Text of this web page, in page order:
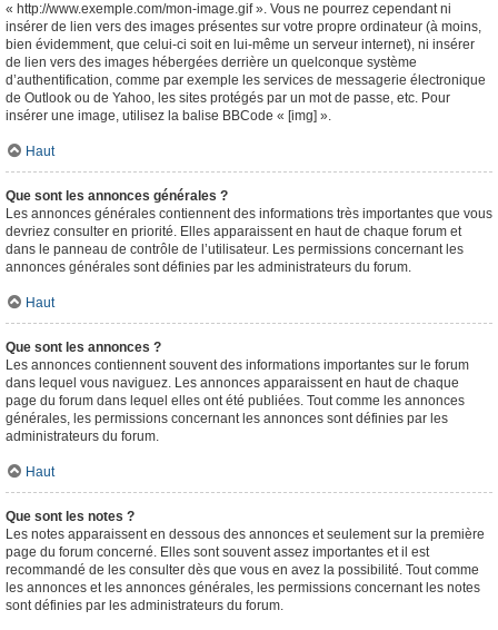
« http://www.exemple.com/mon-image.gif ». Vous ne pourrez cependant ni
insérer de lien vers des images présentes sur votre propre ordinateur (à moins,
bien évidemment, que celui-ci soit en lui-même un serveur internet), ni insérer
de lien vers des images hébergées derrière un quelconque système
d’authentification, comme par exemple les services de messagerie électronique
de Outlook ou de Yahoo, les sites protégés par un mot de passe, etc. Pour
insérer une image, utilisez la balise BBCode « [img] ».
Haut
Que sont les annonces générales ?
Les annonces générales contiennent des informations très importantes que vous
devriez consulter en priorité. Elles apparaissent en haut de chaque forum et
dans le panneau de contrôle de l’utilisateur. Les permissions concernant les
annonces générales sont définies par les administrateurs du forum.
Haut
Que sont les annonces ?
Les annonces contiennent souvent des informations importantes sur le forum
dans lequel vous naviguez. Les annonces apparaissent en haut de chaque
page du forum dans lequel elles ont été publiées. Tout comme les annonces
générales, les permissions concernant les annonces sont définies par les
administrateurs du forum.
Haut
Que sont les notes ?
Les notes apparaissent en dessous des annonces et seulement sur la première
page du forum concerné. Elles sont souvent assez importantes et il est
recommandé de les consulter dès que vous en avez la possibilité. Tout comme
les annonces et les annonces générales, les permissions concernant les notes
sont définies par les administrateurs du forum.